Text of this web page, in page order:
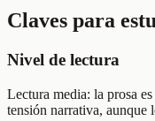
Claves para
Nivel de lectura
Lectura media: la prosa
tensión narrativa, aunque